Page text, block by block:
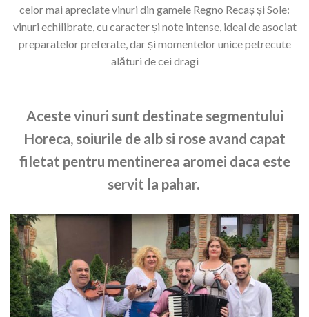
celor mai apreciate vinuri din gamele Regno Recaș și Sole:
vinuri echilibrate, cu caracter și note intense, ideal de asociat
preparatelor preferate, dar și momentelor unice petrecute
alături de cei dragi
Aceste vinuri sunt destinate segmentului
Horeca, soiurile de alb si rose avand capat
filetat pentru mentinerea aromei daca este
servit la pahar.